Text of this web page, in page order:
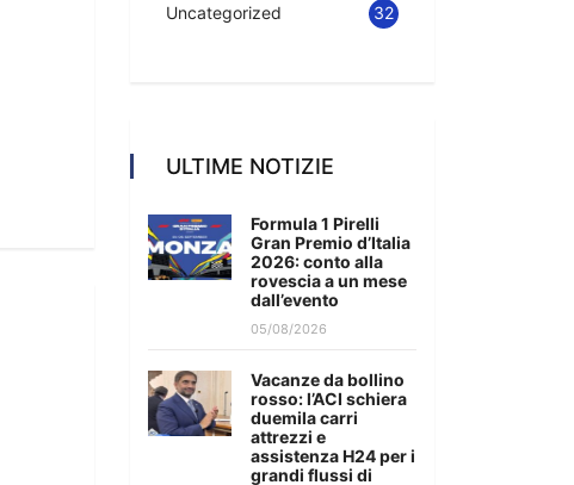
Uncategorized 32
ULTIME NOTIZIE
Formula 1 Pirelli
Gran Premio d’Italia
2026: conto alla
rovescia a un mese
dall’evento
05/08/2026
Vacanze da bollino
rosso: l’ACI schiera
duemila carri
attrezzi e
assistenza H24 per i
grandi flussi di